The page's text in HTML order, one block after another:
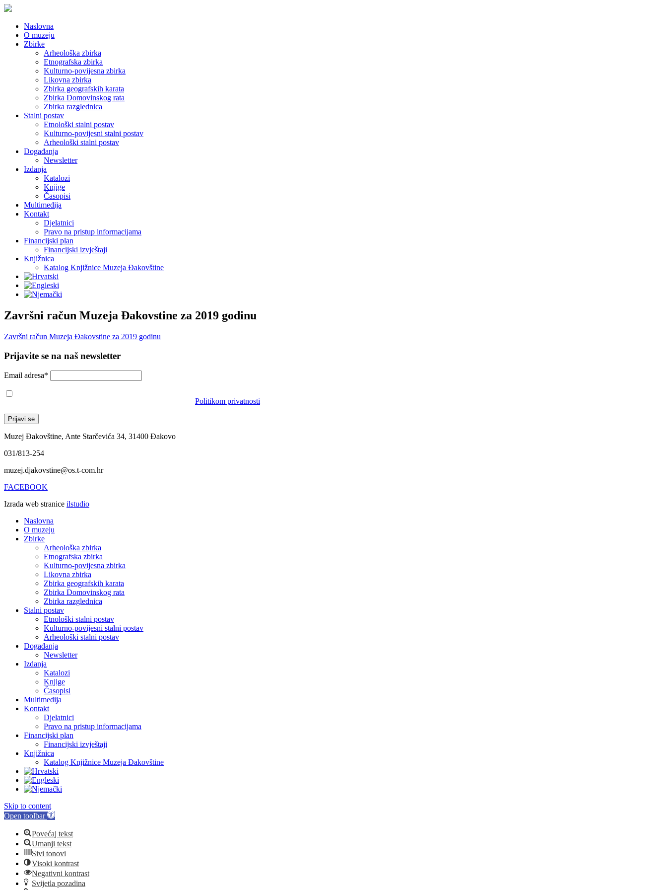
Naslovna
O muzeju
Zbirke
Arheološka zbirka
Etnografska zbirka
Kulturno-povijesna zbirka
Likovna zbirka
Zbirka geografskih karata
Zbirka Domovinskog rata
Zbirka razglednica
Stalni postav
Etnološki stalni postav
Kulturno-povijesni stalni postav
Arheološki stalni postav
Događanja
Newsletter
Izdanja
Katalozi
Knjige
Časopisi
Multimedija
Kontakt
Djelatnici
Pravo na pristup informacijama
Financijski plan
Financijski izvještaji
Knjižnica
Katalog Knjižnice Muzeja Đakovštine
Završni račun Muzeja Đakovstine za 2019 godinu
Završni račun Muzeja Đakovstine za 2019 godinu
Prijavite se na naš newsletter
Email adresa*
Politikom privatnosti
Muzej Đakovštine, Ante Starčevića 34, 31400 Đakovo
031/813-254
muzej.djakovstine@os.t-com.hr
FACEBOOK
Izrada web stranice ilstudio
Naslovna
O muzeju
Zbirke
Arheološka zbirka
Etnografska zbirka
Kulturno-povijesna zbirka
Likovna zbirka
Zbirka geografskih karata
Zbirka Domovinskog rata
Zbirka razglednica
Stalni postav
Etnološki stalni postav
Kulturno-povijesni stalni postav
Arheološki stalni postav
Događanja
Newsletter
Izdanja
Katalozi
Knjige
Časopisi
Multimedija
Kontakt
Djelatnici
Pravo na pristup informacijama
Financijski plan
Financijski izvještaji
Knjižnica
Katalog Knjižnice Muzeja Đakovštine
Skip to content
Open toolbar
Povećaj tekst
Umanji tekst
Sivi tonovi
Visoki kontrast
Negativni kontrast
Svijetla pozadina